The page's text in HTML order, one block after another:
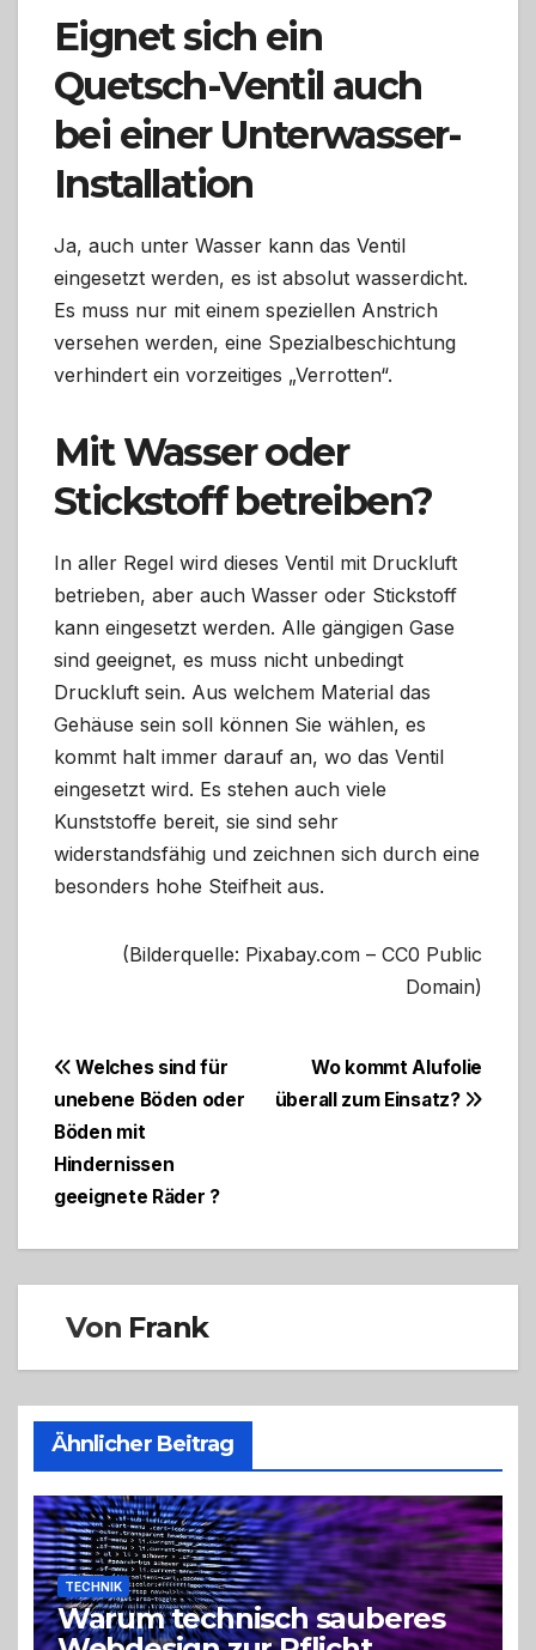
Eignet sich ein
Quetsch-Ventil auch
bei einer Unterwasser-
Installation
Ja, auch unter Wasser kann das Ventil
eingesetzt werden, es ist absolut wasserdicht.
Es muss nur mit einem speziellen Anstrich
versehen werden, eine Spezialbeschichtung
verhindert ein vorzeitiges „Verrotten“.
Mit Wasser oder
Stickstoff betreiben?
In aller Regel wird dieses Ventil mit Druckluft
betrieben, aber auch Wasser oder Stickstoff
kann eingesetzt werden. Alle gängigen Gase
sind geeignet, es muss nicht unbedingt
Druckluft sein. Aus welchem Material das
Gehäuse sein soll können Sie wählen, es
kommt halt immer darauf an, wo das Ventil
eingesetzt wird. Es stehen auch viele
Kunststoffe bereit, sie sind sehr
widerstandsfähig und zeichnen sich durch eine
besonders hohe Steifheit aus.
(Bilderquelle: Pixabay.com – CC0 Public
Domain)
BeitragsnavigationWo kommt Alufolie
überall zum Einsatz?
Welches sind für
unebene Böden oder
Böden mit
Hindernissen
geeignete Räder ?
Von Frank
Ähnlicher Beitrag
TECHNIK
Warum technisch sauberes